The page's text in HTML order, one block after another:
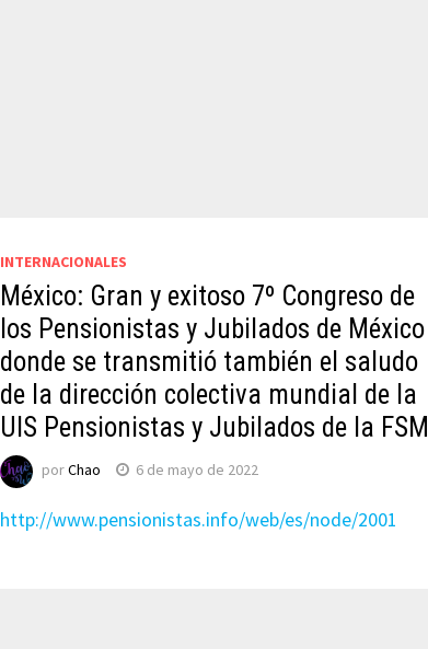
INTERNACIONALES
México: Gran y exitoso 7º Congreso de
los Pensionistas y Jubilados de México
donde se transmitió también el saludo
de la dirección colectiva mundial de la
UIS Pensionistas y Jubilados de la FSM
porChao 6 de mayo de 2022
http://www.pensionistas.info/web/es/node/2001